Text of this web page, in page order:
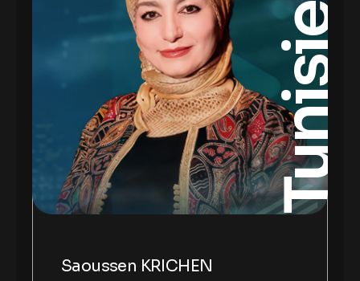
Tunisie
Saoussen KRICHEN